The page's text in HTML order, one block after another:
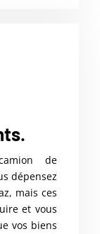
de
dépensez
mais ces
et vous
vos biens